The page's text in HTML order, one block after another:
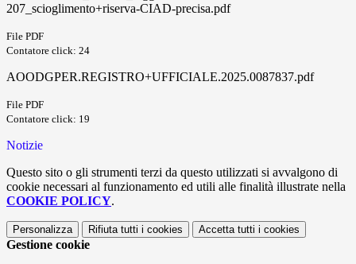
207_scioglimento+riserva-CIAD-precisa.pdf
File PDF
Contatore click: 24
AOODGPER.REGISTRO+UFFICIALE.2025.0087837.pdf
File PDF
Contatore click: 19
Notizie
Questo sito o gli strumenti terzi da questo utilizzati si avvalgono di
cookie necessari al funzionamento ed utili alle finalità illustrate nella
COOKIE POLICY.
Personalizza Rifiuta tutti i cookies Accetta tutti i cookies
Gestione cookie